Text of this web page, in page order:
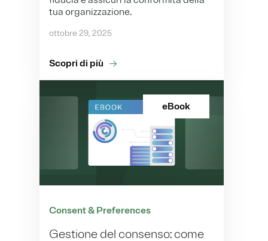
tua organizzazione.
ottobre 29, 2025
Scopri di più
eBook
Consent & Preferences
Gestione del consenso: come